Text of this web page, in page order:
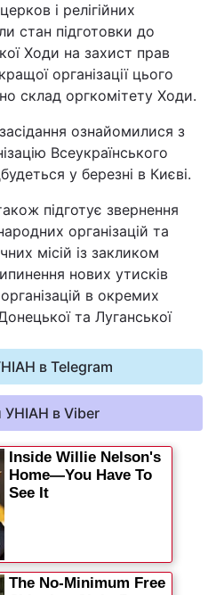
Вакансії
Пресцентр
і релігійних
стан підготовки до
Ходи на захист прав
організації цього
склад оргкомітету Ходи.
ознайомилися з
Всеукраїнського
у березні в Києві.
підготує звернення
організацій та
місій із закликом
нових утисків
в окремих
та Луганської
в Telegram
УНІАН в Viber